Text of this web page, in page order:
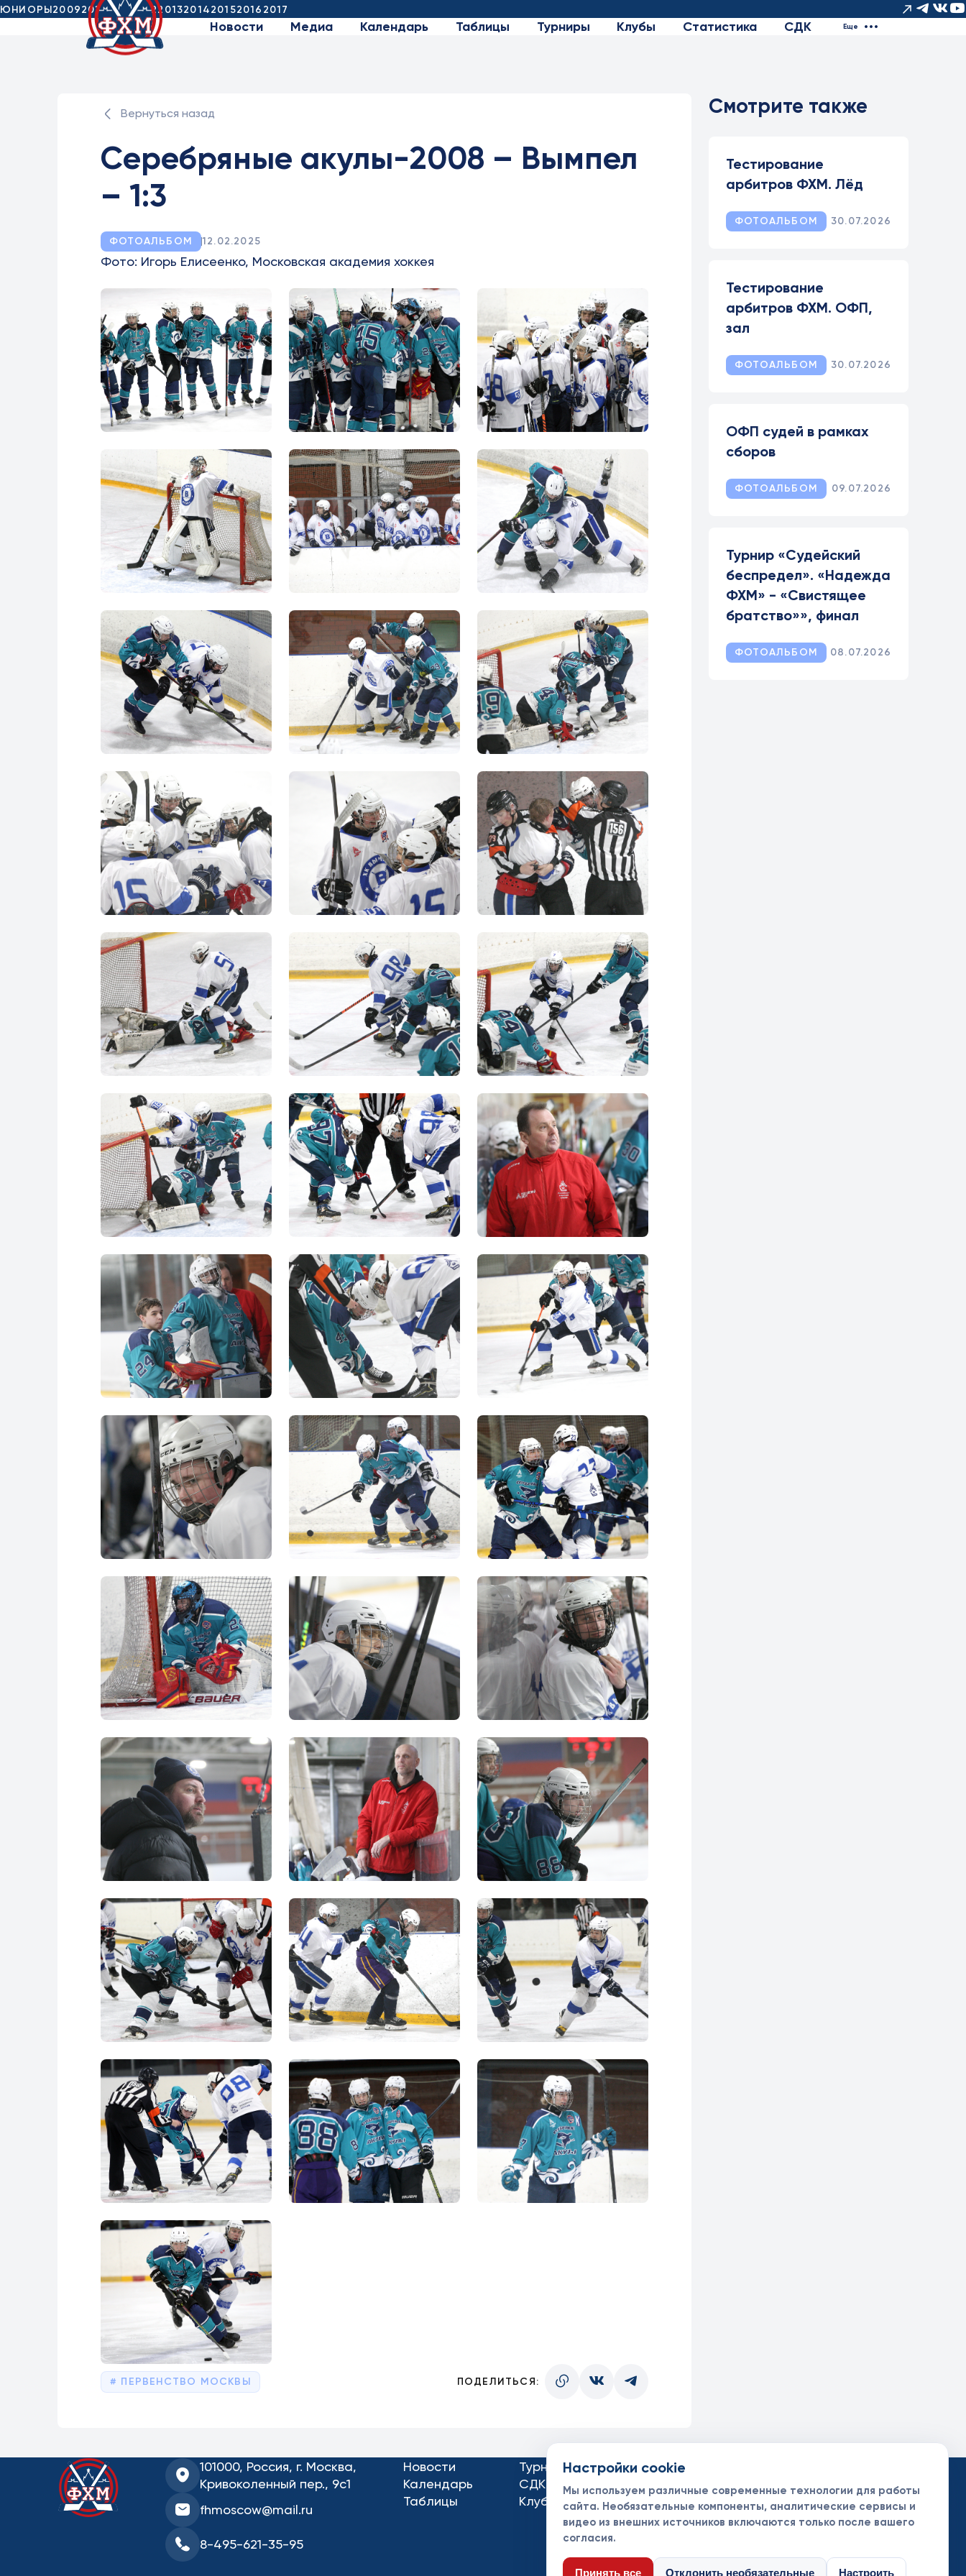
ЮНИОРЫ20092010201120122013201420152016 2017
Новости Медиа Календарь Таблицы Турниры Клубы Статистика СДК Еще
Вернуться назад
Серебряные акулы-2008 – Вымпел
– 1:3
ФОТОАЛЬБОМ 12.02.2025
Фото: Игорь Елисеенко, Московская академия хоккея
ПЕРВЕНСТВО МОСКВЫ ПОДЕЛИТЬСЯ:
Смотрите также
Тестирование
арбитров ФХМ. Лёд
ФОТОАЛЬБОМ 30.07.2026
Тестирование
арбитров ФХМ. ОФП,
зал
ФОТОАЛЬБОМ 30.07.2026
ОФП судей в рамках
сборов
ФОТОАЛЬБОМ 09.07.2026
Турнир «Судейский
беспредел». «Надежда
ФХМ» - «Свистящее
братство»», финал
ФОТОАЛЬБОМ 08.07.2026
101000, Россия, г. Москва,
Кривоколенный пер., 9с1
fhmoscow@mail.ru
8-495-621-35-95
Новости
Календарь
Таблицы
Турниры
СДК
Клубы
Контакты
Спонсоры и партнеры
Настройки cookie
Мы используем различные современные технологии для работы
сайта. Необязательные компоненты, аналитические сервисы и
видео из внешних источников включаются только после вашего
согласия.
Принять все Отклонить необязательные Настроить